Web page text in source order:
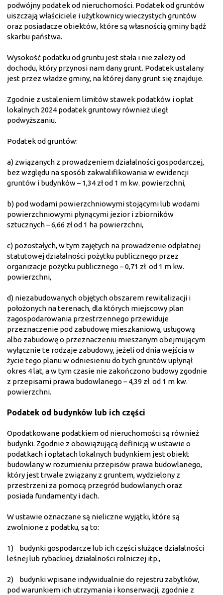
podwójny podatek od nieruchomości. Podatek od gruntów
uiszczają właściciele i użytkownicy wieczystych gruntów
oraz posiadacze obiektów, które są własnością gminy bądź
skarbu państwa.
Wysokość podatku od gruntu jest stała i nie zależy od
dochodu, który przynosi nam dany grunt. Podatek ustalany
jest przez władze gminy, na której dany grunt się znajduje.
Zgodnie z ustaleniem limitów stawek podatków i opłat
lokalnych 2024 podatek gruntowy również uległ
podwyższaniu.
Podatek od gruntów:
a) związanych z prowadzeniem działalności gospodarczej,
bez względu na sposób zakwalifikowania w ewidencji
gruntów i budynków – 1,34 zł od 1 m kw. powierzchni,
b) pod wodami powierzchniowymi stojącymi lub wodami
powierzchniowymi płynącymi jezior i zbiorników
sztucznych – 6,66 zł od 1 ha powierzchni,
c) pozostałych, w tym zajętych na prowadzenie odpłatnej
statutowej działalności pożytku publicznego przez
organizacje pożytku publicznego – 0,71 zł od 1 m kw.
powierzchni,
d) niezabudowanych objętych obszarem rewitalizacji i
położonych na terenach, dla których miejscowy plan
zagospodarowania przestrzennego przewiduje
przeznaczenie pod zabudowę mieszkaniową, usługową
albo zabudowę o przeznaczeniu mieszanym obejmującym
wyłącznie te rodzaje zabudowy, jeżeli od dnia wejścia w
życie tego planu w odniesieniu do tych gruntów upłynął
okres 4 lat, a w tym czasie nie zakończono budowy zgodnie
z przepisami prawa budowlanego – 4,39 zł od 1 m kw.
powierzchni.
Podatek od budynków lub ich części
Opodatkowane podatkiem od nieruchomości są również
budynki. Zgodnie z obowiązującą definicją w ustawie o
podatkach i opłatach lokalnych budynkiem jest obiekt
budowlany w rozumieniu przepisów prawa budowlanego,
który jest trwale związany z gruntem, wydzielony z
przestrzeni za pomocą przegród budowlanych oraz
posiada fundamenty i dach.
W ustawie oznaczane są nieliczne wyjątki, które są
zwolnione z podatku, są to:
1) budynki gospodarcze lub ich części służące działalności
leśnej lub rybackiej, działalności rolniczej itp.,
2) budynki wpisane indywidualnie do rejestru zabytków,
pod warunkiem ich utrzymania i konserwacji, zgodnie z